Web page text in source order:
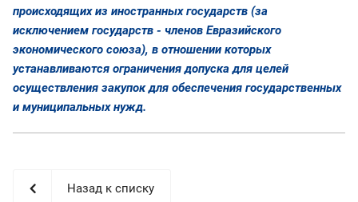
происходящих из иностранных государств (за
исключением государств - членов Евразийского
экономического союза), в отношении которых
устанавливаются ограничения допуска для целей
осуществления закупок для обеспечения государственных
и муниципальных нужд.
Назад к списку